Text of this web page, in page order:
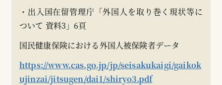
・出入国在留管理庁「外国人を取り巻く現状等に
ついて 資料3」6頁
国民健康保険における外国人被保険者データ
https://www.cas.go.jp/jp/seisakukaigi/gaikok
ujinzai/jitsugen/dai1/shiryo3.pdf